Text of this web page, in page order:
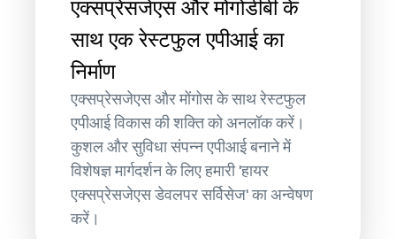
एक्सप्रेसजेएस और मोंगोडीबी के
साथ एक रेस्टफुल एपीआई का
निर्माण
एक्सप्रेसजेएस और मोंगोस के साथ रेस्टफुल
एपीआई विकास की शक्ति को अनलॉक करें।
कुशल और सुविधा संपन्न एपीआई बनाने में
विशेषज्ञ मार्गदर्शन के लिए हमारी 'हायर
एक्सप्रेसजेएस डेवलपर सर्विसेज' का अन्वेषण
करें।